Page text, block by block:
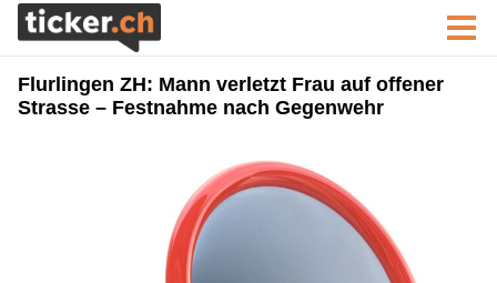
Flurlingen ZH: Mann verletzt Frau auf offener
Strasse – Festnahme nach Gegenwehr